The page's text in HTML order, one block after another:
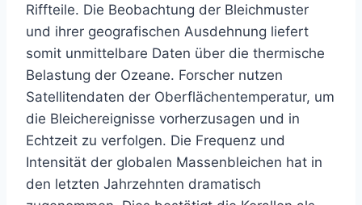
Riffteile. Die Beobachtung der Bleichmuster
und ihrer geografischen Ausdehnung liefert
somit unmittelbare Daten über die thermische
Belastung der Ozeane. Forscher nutzen
Satellitendaten der Oberflächentemperatur, um
die Bleichereignisse vorherzusagen und in
Echtzeit zu verfolgen. Die Frequenz und
Intensität der globalen Massenbleichen hat in
den letzten Jahrzehnten dramatisch